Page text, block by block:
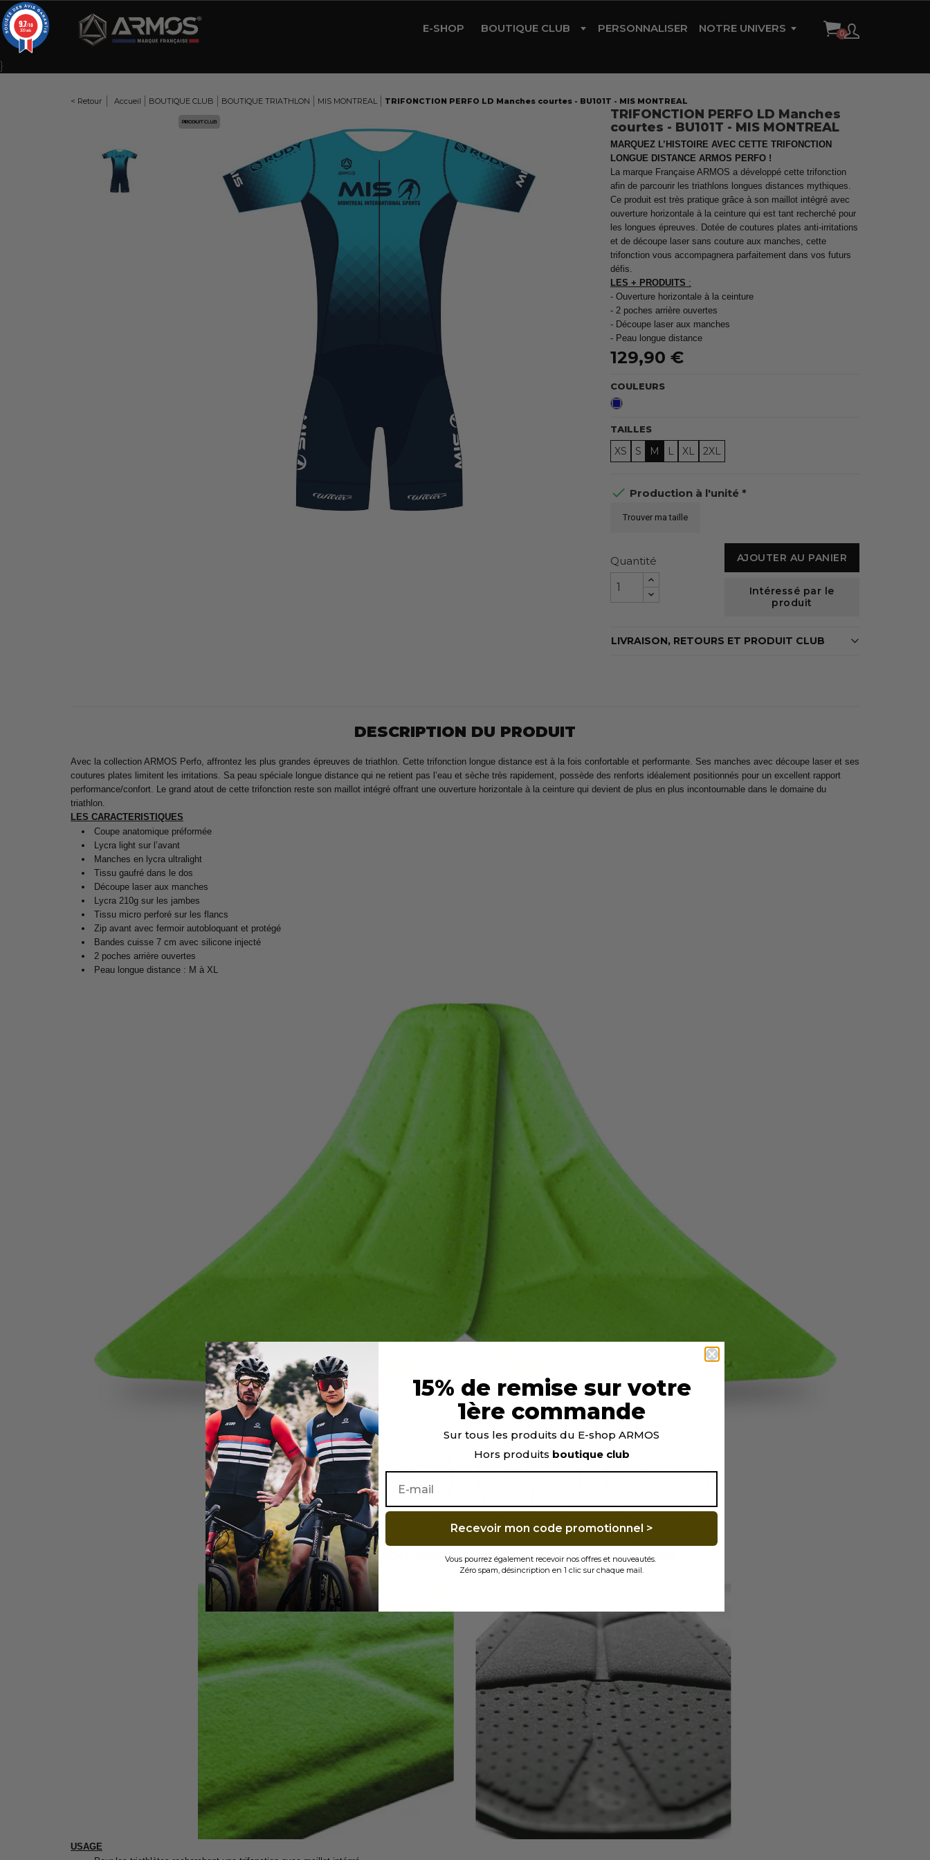
E-SHOP BOUTIQUE CLUB
ROLLER
PERSONNALISER NOTRE UNIVERS
RÉFÉRENCES
CONTACT
}
< Retour Accueil BOUTIQUE CLUB BOUTIQUE TRIATHLON MIS MONTREAL TRIFONCTION PERFO LD Manches courtes - BU101T - MIS MONTREAL
TRIFONCTION PERFO LD Manches
courtes - BU101T - MIS MONTREAL
MARQUEZ L’HISTOIRE AVEC CETTE TRIFONCTION
LONGUE DISTANCE ARMOS PERFO !
La marque Française ARMOS a développé cette trifonction
afin de parcourir les triathlons longues distances mythiques.
Ce produit est très pratique grâce à son maillot intégré avec
ouverture horizontale à la ceinture qui est tant recherché pour
les longues épreuves. Dotée de coutures plates anti-irritations
et de découpe laser sans couture aux manches, cette
trifonction vous accompagnera parfaitement dans vos futurs
défis.
LES + PRODUITS :
- Ouverture horizontale à la ceinture
- 2 poches arrière ouvertes
- Découpe laser aux manches
- Peau longue distance
129,90 €
COULEURS
Bleu
TAILLES
XS S M L XL 2XL
 Production à l'unité *
Trouver ma taille
Quantité AJOUTER AU PANIER
Intéressé par le
produit
LIVRAISON, RETOURS ET PRODUIT CLUB
DESCRIPTION DU PRODUIT
Avec la collection ARMOS Perfo, affrontez les plus grandes épreuves de triathlon. Cette trifonction longue distance est à la fois confortable et performante. Ses manches avec découpe laser et ses
coutures plates limitent les irritations. Sa peau spéciale longue distance qui ne retient pas l’eau et sèche très rapidement, possède des renforts idéalement positionnés pour un excellent rapport
performance/confort. Le grand atout de cette trifonction reste son maillot intégré offrant une ouverture horizontale à la ceinture qui devient de plus en plus incontournable dans le domaine du
triathlon.
LES CARACTERISTIQUES
Coupe anatomique préformée
Lycra light sur l’avant
Manches en lycra ultralight
Tissu gaufré dans le dos
Découpe laser aux manches
Lycra 210g sur les jambes
Tissu micro perforé sur les flancs
Zip avant avec fermoir autobloquant et protégé
Bandes cuisse 7 cm avec silicone injecté
2 poches arrière ouvertes
Peau longue distance : M à XL
USAGE
15% de remise sur votre
1ère commande
Sur tous les produits du E-shop ARMOS
Hors produits boutique club
Recevoir mon code promotionnel >
Vous pourrez également recevoir nos offres et nouveautés.
Zéro spam, désincription en 1 clic sur chaque mail.
9.7/10
309 avis
Panneau de gestion des cookies